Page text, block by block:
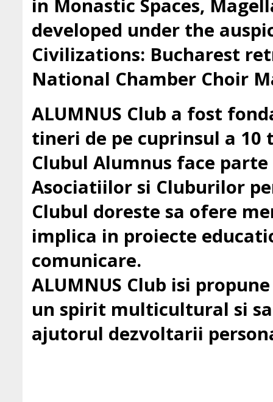
in Monastic Spaces,
developed under the
Civilizations: Bucharest
National Chamber Choir
ALUMNUS Club a fost
tineri de pe cuprinsul a 10
Clubul Alumnus face
Asociatiilor si Cluburilor
Clubul doreste sa ofere
implica in proiecte
comunicare.
ALUMNUS Club isi
un spirit multicultural si
ajutorul dezvoltarii